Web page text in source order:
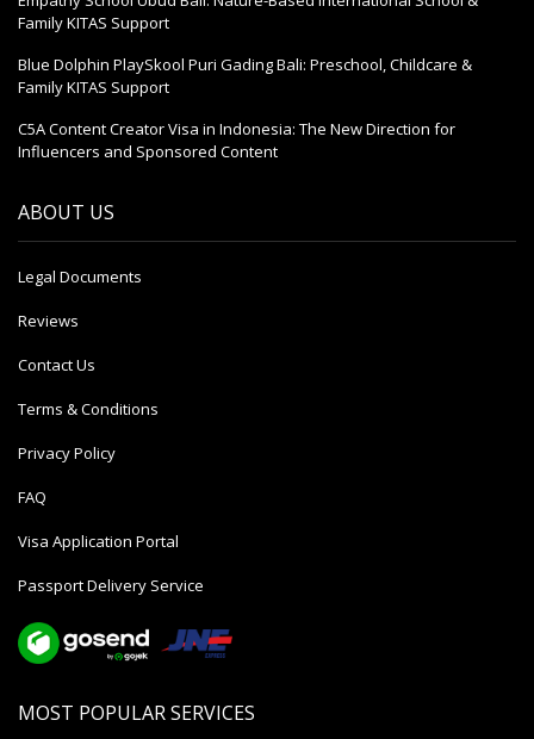
Family KITAS Support
Blue Dolphin PlaySkool Puri Gading Bali: Preschool, Childcare &
Family KITAS Support
C5A Content Creator Visa in Indonesia: The New Direction for
Influencers and Sponsored Content
ABOUT US
Legal Documents
Reviews
Contact Us
Terms & Conditions
Privacy Policy
FAQ
Visa Application Portal
Passport Delivery Service
MOST POPULAR SERVICES